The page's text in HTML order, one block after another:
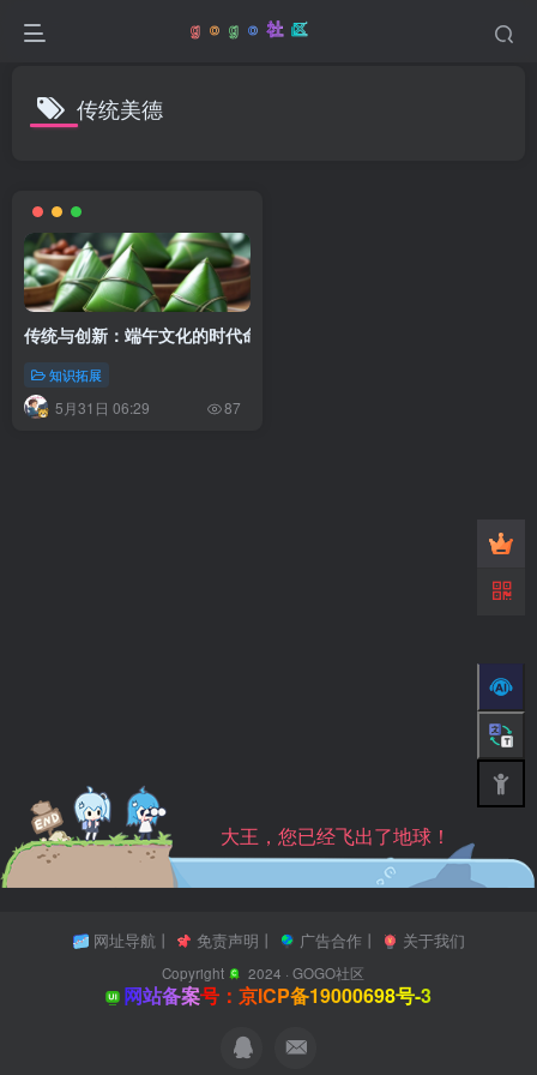
传统美德
传统与创新：端午文化的时代命题
知识拓展
5月31日 06:29 87
大王，您已经飞出了地球！
网址导航 丨 免责声明 丨 广告合作丨 关于我们
Copyright 2024 ·GOGO社区
网站备案号：京ICP备19000698号-3